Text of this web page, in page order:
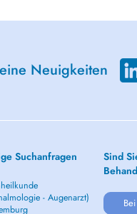
Neuigkeiten
Suchanfragen
- Augenarzt)
Sind